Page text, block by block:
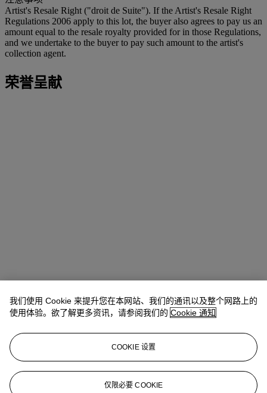
Artist's Resale Right ("droit de Suite"). If the Artist's Resale Right
Regulations 2006 apply to this lot, the buyer also agrees to pay us an
amount equal to the resale royalty provided for in those Regulations,
and we undertake to the buyer to pay such amount to the artist's
collection agent.
荣誉呈献
Josephine Wanecq
jwanecq@christies.com
+33 (0)1 40 76 72 19
我们使用 Cookie 来提升您在本网站、我们的通讯以及整个网路上的
使用体验。欲了解更多资讯，请参阅我们的 Cookie 通知
COOKIE 设置
仅限必要 COOKIE